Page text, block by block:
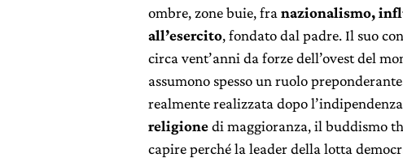
ombre, zone buie, fra nazionalismo,
all’esercito, fondato dal padre. Il suo
circa vent’anni da forze dell’ovest del
assumono spesso un ruolo
realmente realizzata dopo
religionedi maggioranza, il buddismo
capire perché la leader della lotta